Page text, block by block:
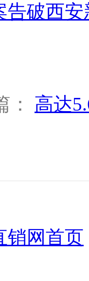
告破西安
： 高达
销网首页